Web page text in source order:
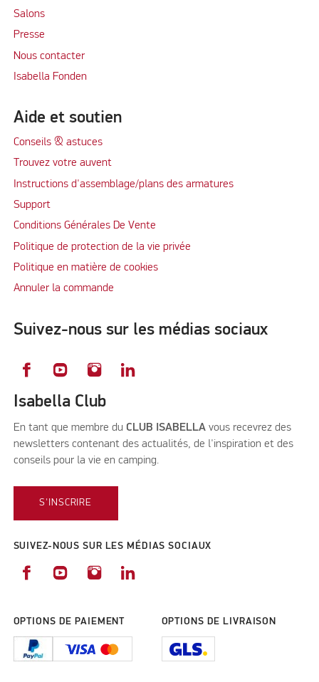
Salons
Presse
Nous contacter
Isabella Fonden
Aide et soutien
Conseils & astuces
Trouvez votre auvent
Instructions d'assemblage/plans des armatures
Support
Conditions Générales De Vente
Politique de protection de la vie privée
Politique en matière de cookies
Annuler la commande
Suivez-nous sur les médias sociaux
Isabella Club
En tant que membre du CLUB ISABELLA vous recevrez des
newsletters contenant des actualités, de l'inspiration et des
conseils pour la vie en camping.
S'INSCRIRE
SUIVEZ-NOUS SUR LES MÉDIAS SOCIAUX
OPTIONS DE PAIEMENT OPTIONS DE LIVRAISON